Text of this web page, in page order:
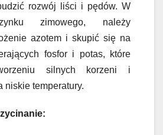
rozwój liści i pędów. W
zimowego, należy
azotem i skupić się na
fosfor i potas, które
silnych korzeni i
niskie temperatury.